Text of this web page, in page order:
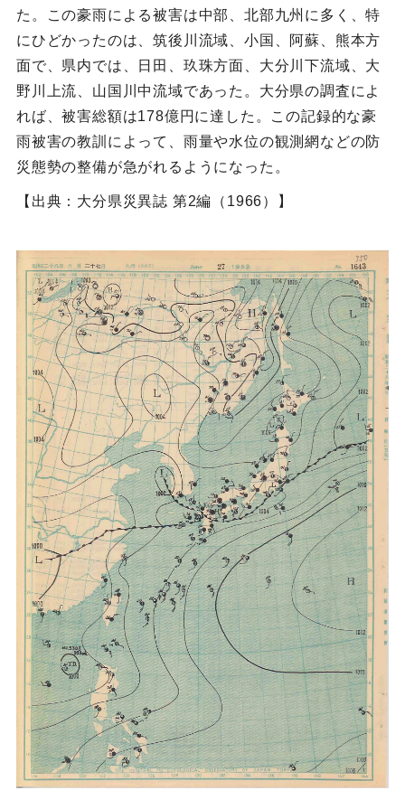
た。この豪雨による被害は中部、北部九州に多く、特
にひどかったのは、筑後川流域、小国、阿蘇、熊本方
面で、県内では、日田、玖珠方面、大分川下流域、大
野川上流、山国川中流域であった。大分県の調査によ
れば、被害総額は178億円に達した。この記録的な豪
雨被害の教訓によって、雨量や水位の観測網などの防
災態勢の整備が急がれるようになった。
【出典：大分県災異誌 第2編（1966）】